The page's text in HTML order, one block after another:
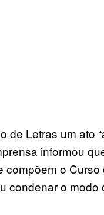
Letras um ato
informou
o
o modo